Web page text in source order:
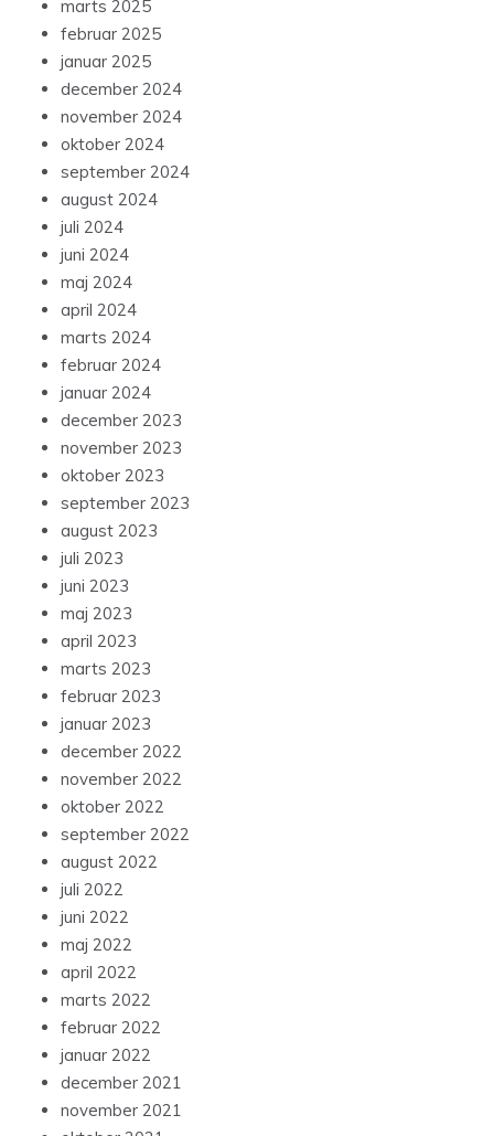
marts 2025
februar 2025
januar 2025
december 2024
november 2024
oktober 2024
september 2024
august 2024
juli 2024
juni 2024
maj 2024
april 2024
marts 2024
februar 2024
januar 2024
december 2023
november 2023
oktober 2023
september 2023
august 2023
juli 2023
juni 2023
maj 2023
april 2023
marts 2023
februar 2023
januar 2023
december 2022
november 2022
oktober 2022
september 2022
august 2022
juli 2022
juni 2022
maj 2022
april 2022
marts 2022
februar 2022
januar 2022
december 2021
november 2021